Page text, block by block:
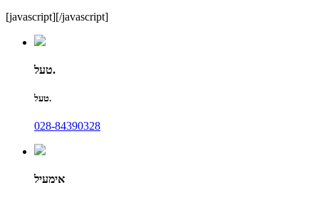
[javascript][/javascript]
טעל.
טעל.
028-84390328
אימעיל